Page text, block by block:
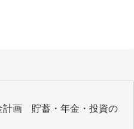
計画 貯蓄・年金・投資の